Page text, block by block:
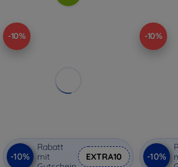
-10%
-10%
Rabatt
mit
EXTRA10
-10%
-10%